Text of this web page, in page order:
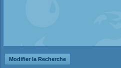
Modifier la Recherche